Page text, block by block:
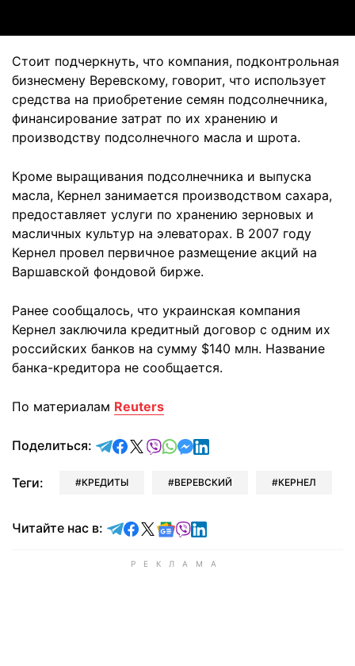
Стоит подчеркнуть, что компания, подконтрольная
бизнесмену Веревскому, говорит, что использует
средства на приобретение семян подсолнечника,
финансирование затрат по их хранению и
производству подсолнечного масла и шрота.
Кроме выращивания подсолнечника и выпуска
масла, Кернел занимается производством сахара,
предоставляет услуги по хранению зерновых и
масличных культур на элеваторах. В 2007 году
Кернел провел первичное размещение акций на
Варшавской фондовой бирже.
Ранее сообщалось, что украинская компания
Кернел заключила кредитный договор с одним их
российских банков на сумму $140 млн. Название
банка-кредитора не сообщается.
По материалам Reuters
Поделиться: отправить в Telegram
поделиться в Facebook
поделиться в X
отправить в Viber
отправить в Whatsapp
отправить в Messenger
отправить в LinkedIn
Теги: КРЕДИТЫ ВЕРЕВСКИЙ КЕРНЕЛ
Читайте нас в: Читайте в Telegram
Читайте в Facebook
Читайте в X
Читайте в Google news
Читайте в Viber
Читайте в LinkedIn